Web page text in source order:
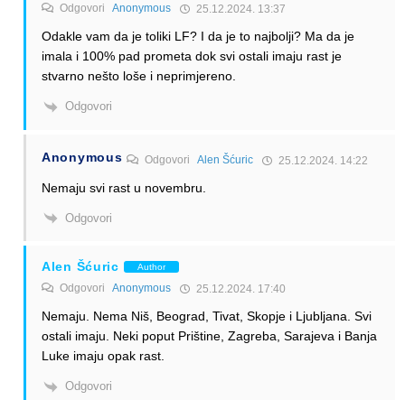
Odgovori Anonymous 25.12.2024. 13:37
Odakle vam da je toliki LF? I da je to najbolji? Ma da je
imala i 100% pad prometa dok svi ostali imaju rast je
stvarno nešto loše i neprimjereno.
Odgovori
Anonymous OdgovoriAlen Šćuric 25.12.2024. 14:22
Nemaju svi rast u novembru.
Odgovori
Alen Šćuric Author
Odgovori Anonymous 25.12.2024. 17:40
Nemaju. Nema Niš, Beograd, Tivat, Skopje i Ljubljana. Svi
ostali imaju. Neki poput Prištine, Zagreba, Sarajeva i Banja
Luke imaju opak rast.
Odgovori